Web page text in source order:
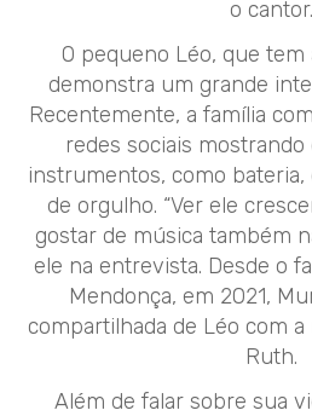
o cantor.
O pequeno Léo, que tem
demonstra um grande
Recentemente, a família
redes sociais
instrumentos, como
de orgulho. “Ver ele
gostar de música também
ele na entrevista. Desde o
Mendonça, em 2021,
compartilhada de Léo com a
Ruth.
Além de falar sobre sua